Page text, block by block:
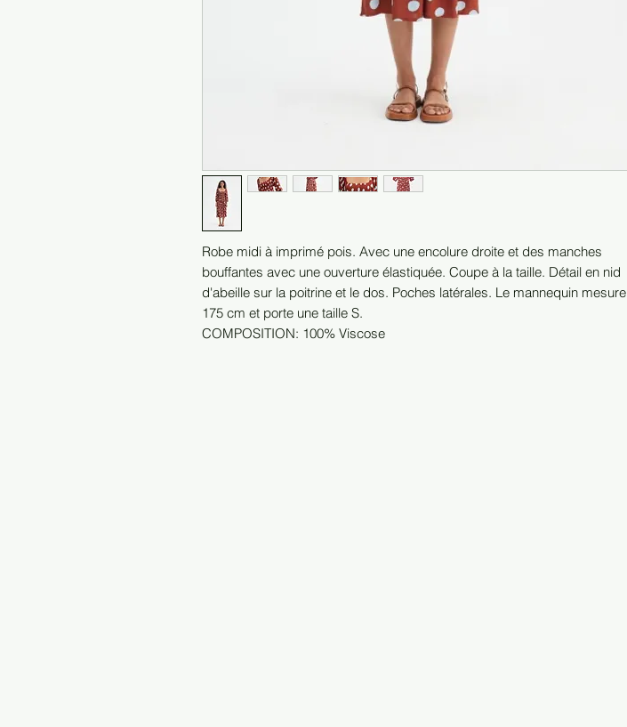
Robe midi à imprimé pois. Avec une encolure droite et des manches
bouffantes avec une ouverture élastiquée. Coupe à la taille. Détail en nid
d'abeille sur la poitrine et le dos. Poches latérales. Le mannequin mesure
175 cm et porte une taille S.
COMPOSITION: 100% Viscose